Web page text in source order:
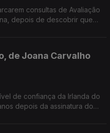
consultas de Avaliação
depois de descobrir que
de Joana Carvalho
de confiança da Irlanda do
depois da assinatura do